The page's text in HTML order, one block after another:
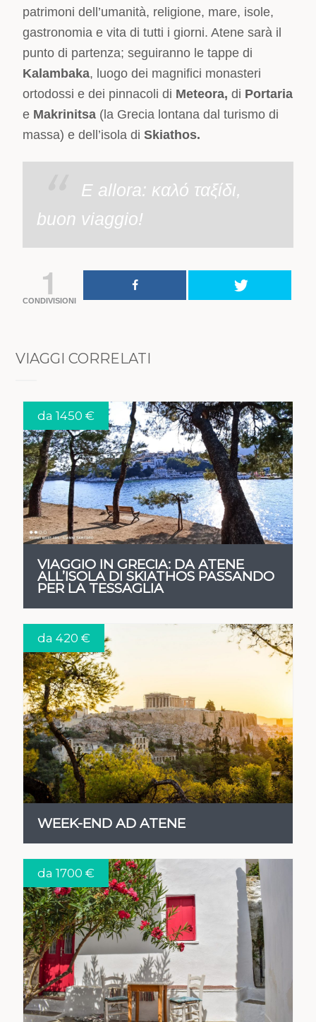
patrimoni dell’umanità, religione, mare, isole,
gastronomia e vita di tutti i giorni. Atene sarà il
punto di partenza; seguiranno le tappe di
Kalambaka, luogo dei magnifici monasteri
ortodossi e dei pinnacoli di Meteora, di Portaria
e Makrinitsa (la Grecia lontana dal turismo di
massa) e dell’isola diSkiathos.
E allora: καλό ταξίδι,
buon viaggio!
1
CONDIVISIONI
VIAGGI CORRELATI
da 1450 €
VEDI
VIAGGIO IN GRECIA: DA ATENE
ALL’ISOLA DI SKIATHOS PASSANDO
PER LA TESSAGLIA
da 420 €
VEDI
WEEK-END AD ATENE
da 1700 €
VEDI